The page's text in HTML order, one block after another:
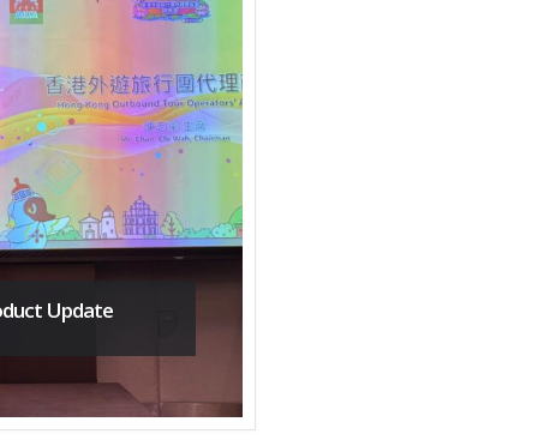
Update